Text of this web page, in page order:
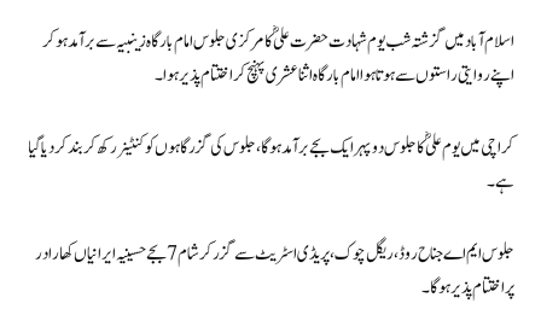
اسلام آباد میں گزشتہ شب یوم شہادت حضرت علیؓ کا مرکزی جلوس امام بارگاہ زینبیہ سے برآمد ہو کر
اپنے روایتی راستوں سے ہوتا ہوا امام بارگاہ اثنا عشری پہنچ کر اختتام پذیر ہوا۔
کراچی میں یوم علیؓ کا جلوس دوپہر ایک بجے برآمد ہوگا، جلوس کی گزرگاہوں کو کنٹینر رکھ کر بند کر دیا گیا
ہے۔
جلوس ایم اے جناح روڈ، ریگل چوک، پریڈی اسٹریٹ سے گزر کر شام 7 بجے حسینیہ ایرانیاں کھارادر
پراختتام پذیر ہوگا۔